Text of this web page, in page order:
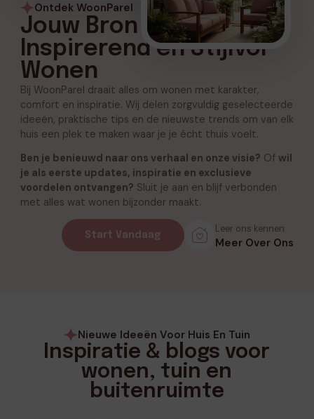
Ontdek WoonParel
Jouw Bron voor
Inspirerend en Stijlvol
Wonen
Bij WoonParel draait alles om wonen met karakter,
comfort en inspiratie. Wij delen zorgvuldig geselecteerde
ideeën, praktische tips en de nieuwste trends om van elk
huis een plek te maken waar je je écht thuis voelt.
Ben je benieuwd naar ons verhaal en onze visie? Of wil
je als eerste updates, inspiratie en exclusieve
voordelen ontvangen? Sluit je aan en blijf verbonden
met alles wat wonen bijzonder maakt.
Start Vandaag
Leer ons kennen
Meer Over Ons
Nieuwe Ideeën Voor Huis En Tuin
Inspiratie & blogs voor
wonen, tuin en
buitenruimte